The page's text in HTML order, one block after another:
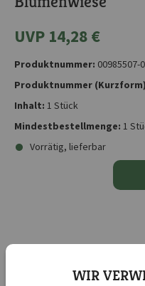
UVP 14,28 €
Produktnummer: 00985507-
Produktnummer
Inhalt: 1 Stück
Mindestbestellmenge: 1
Vorrätig, lieferbar
WIR